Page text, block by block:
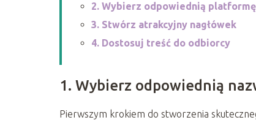
2. Wybierz odpowiednią
3. Stwórz atrakcyjny nagłówek
4. Dostosuj treść do odbiorcy
1. Wybierz odpowiednią
Pierwszym krokiem do stworzenia